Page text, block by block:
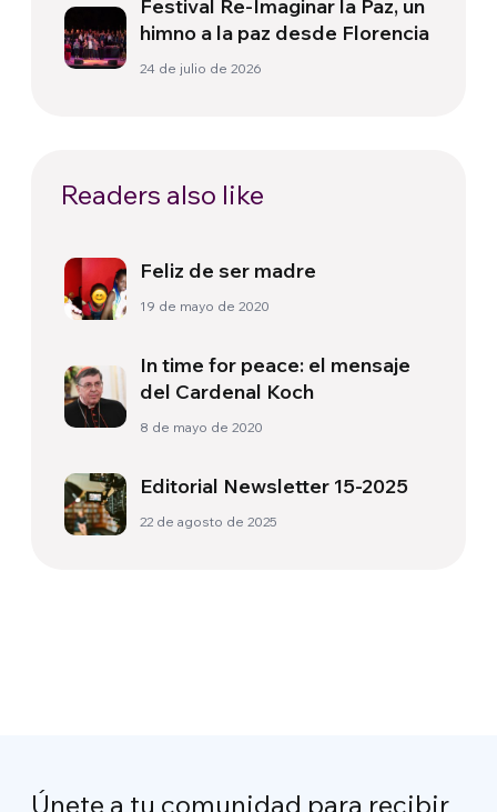
Festival Re-Imaginar la Paz, un
himno a la paz desde Florencia
24 de julio de 2026
Readers also like
Feliz de ser madre
19 de mayo de 2020
In time for peace: el mensaje
del Cardenal Koch
8 de mayo de 2020
Editorial Newsletter 15-2025
22 de agosto de 2025
Únete a tu comunidad para recibir